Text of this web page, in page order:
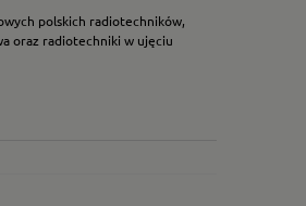
polskich radiotechników,
oraz radiotechniki w ujęciu